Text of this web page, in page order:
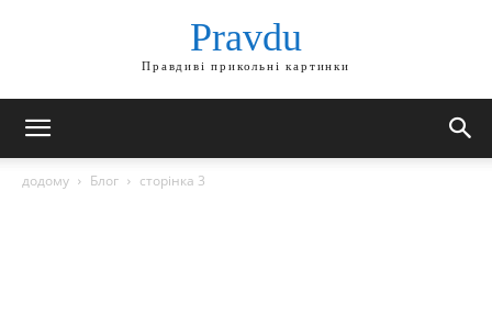
Pravdu
Правдиві прикольні картинки
додому Блог сторінка 3